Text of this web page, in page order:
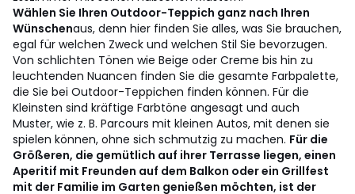
Wählen Sie Ihren Outdoor-Teppich ganz nach Ihren
Wünschenaus, denn hier finden Sie alles, was Sie brauchen,
egal für welchen Zweck und welchen Stil Sie bevorzugen.
Von schlichten Tönen wie Beige oder Creme bis hin zu
leuchtenden Nuancen finden Sie die gesamte Farbpalette,
die Sie bei Outdoor-Teppichen finden können. Für die
Kleinsten sind kräftige Farbtöne angesagt und auch
Muster, wie z. B. Parcours mit kleinen Autos, mit denen sie
spielen können, ohne sich schmutzig zu machen. Für die
Größeren, die gemütlich auf ihrer Terrasse liegen, einen
Aperitif mit Freunden auf dem Balkon oder ein Grillfest
mit der Familie im Garten genießen möchten, ist der